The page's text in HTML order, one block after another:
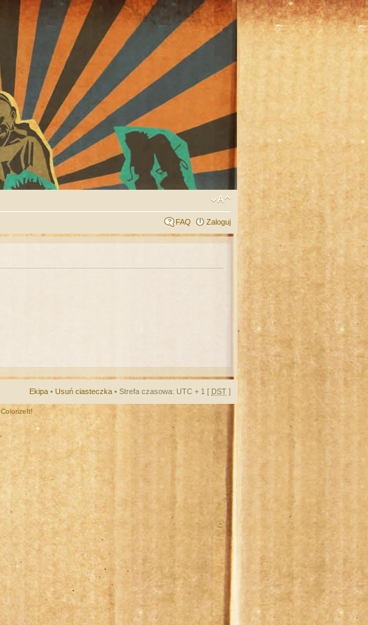
FAQ Zaloguj
Ekipa • Usuń ciasteczka • Strefa czasowa: UTC + 1 [ DST ]
ColorizeIt!